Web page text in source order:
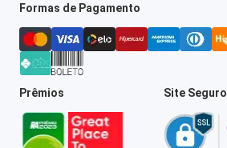
Formas de Pagamento
Prêmios Site Seguro